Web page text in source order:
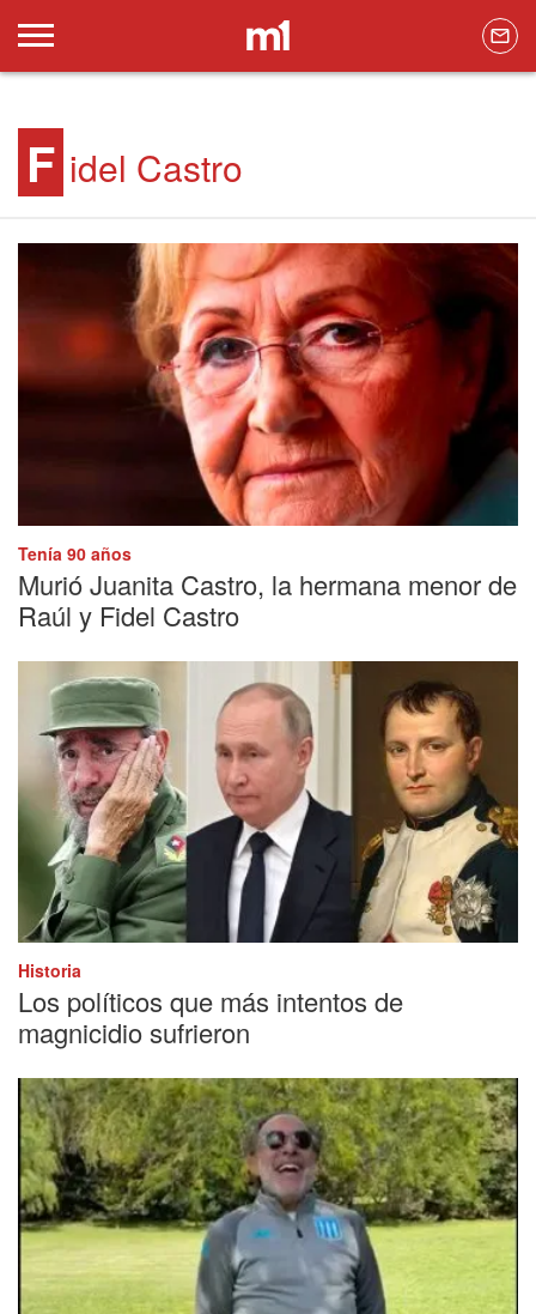
F idel Castro
Tenía 90 años
Murió Juanita Castro, la hermana menor de
Raúl y Fidel Castro
Historia
Los políticos que más intentos de
magnicidio sufrieron